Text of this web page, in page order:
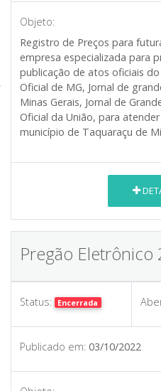
Objeto:
Registro de Preços para
empresa especializada para
publicação de atos oficiais
Oficial de MG, Jornal de
Minas Gerais, Jornal de
Oficial da União, para
município de Taquaraçu de
Pregão Eletrônico
Status: Encerrada
Publicado em: 03/10/2022